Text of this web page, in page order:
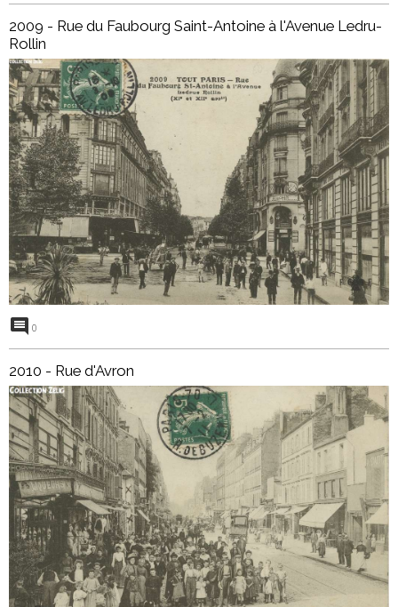
2009 - Rue du Faubourg Saint-Antoine à l'Avenue Ledru-
Rollin
0
2010 - Rue d'Avron